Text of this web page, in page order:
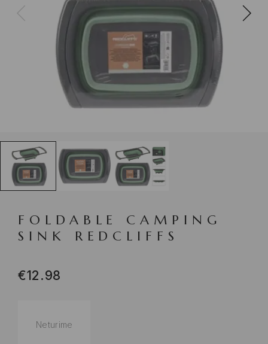
FOLDABLE CAMPING
SINK REDCLIFFS
€12.98
Neturime